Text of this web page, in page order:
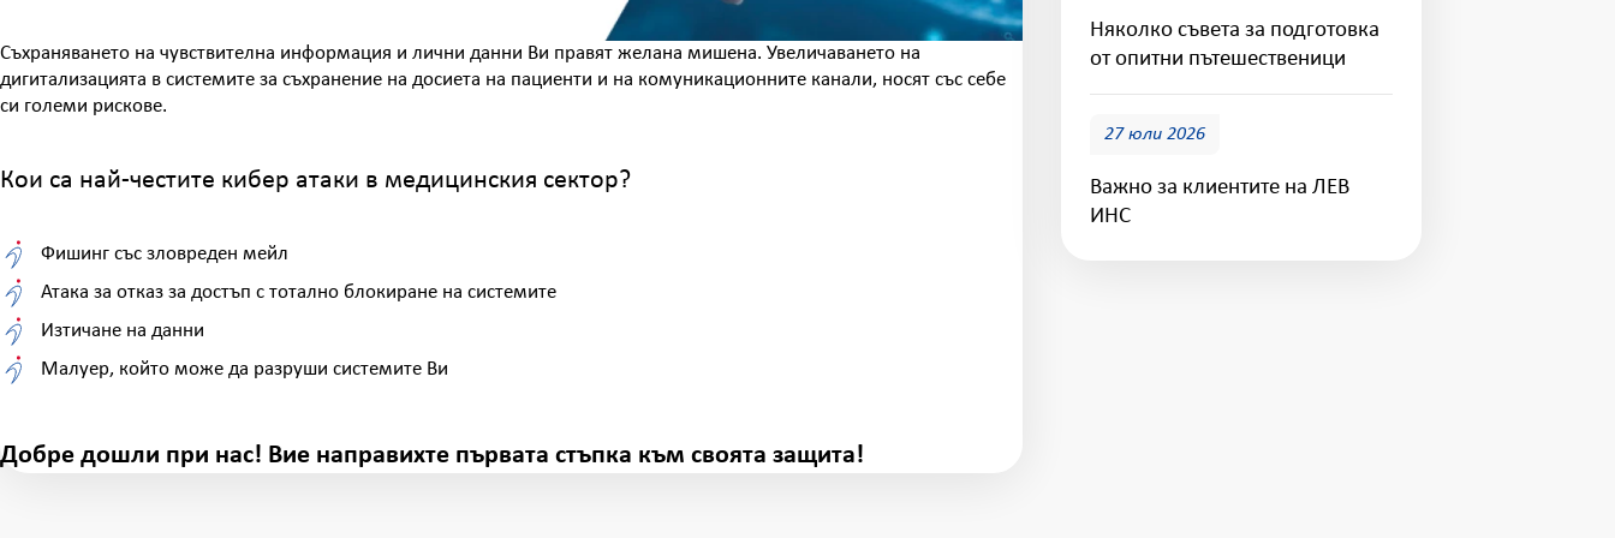
Съхраняването на чувствителна информация и лични данни Ви правят желана мишена. Увеличаването на
дигитализацията в системите за съхранение на досиета на пациенти и на комуникационните канали, носят със себе
си големи рискове.
Кои са най-честите кибер атаки в медицинския сектор?
Фишинг със зловреден мейл
Атака за отказ за достъп с тотално блокиране на системите
Изтичане на данни
Малуер, който може да разруши системите Ви
Добре дошли при нас! Вие направихте първата стъпка към своята защита!
Няколко съвета за подготовка
от опитни пътешественици
27 юли 2026
Важно за клиентите на ЛЕВ
ИНС